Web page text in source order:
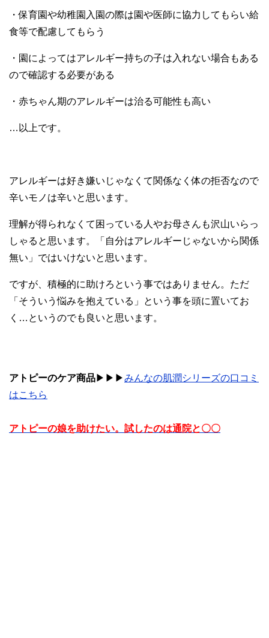
・保育園や幼稚園入園の際は園や医師に協力してもらい給
食等で配慮してもらう
・園によってはアレルギー持ちの子は入れない場合もある
ので確認する必要がある
・赤ちゃん期のアレルギーは治る可能性も高い
…以上です。
アレルギーは好き嫌いじゃなくて関係なく体の拒否なので
辛いモノは辛いと思います。
理解が得られなくて困っている人やお母さんも沢山いらっ
しゃると思います。「自分はアレルギーじゃないから関係
無い」ではいけないと思います。
ですが、積極的に助けろという事ではありません。ただ
「そういう悩みを抱えている」という事を頭に置いてお
く…というのでも良いと思います。
アトピーのケア商品▶︎▶︎▶︎みんなの肌潤シリーズの口コミ
はこちら
アトピーの娘を助けたい。試したのは通院と〇〇